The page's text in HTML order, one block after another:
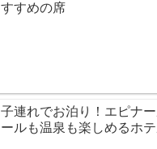
すすめの席
子連れでお泊り！エピナ
ールも温泉も楽しめるホ